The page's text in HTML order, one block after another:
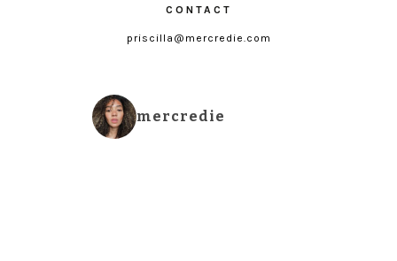
CONTACT
priscilla@mercredie.com
mercredie